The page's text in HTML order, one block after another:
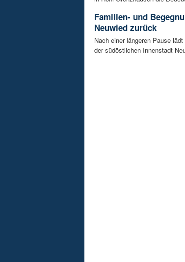
Familien- und
Neuwied zurück
Nach einer längeren Pause
der südöstlichen Innenstadt